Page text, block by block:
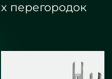
перегородок